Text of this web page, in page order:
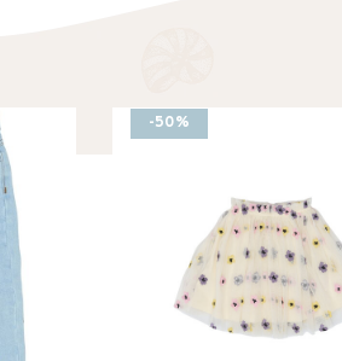
-50%